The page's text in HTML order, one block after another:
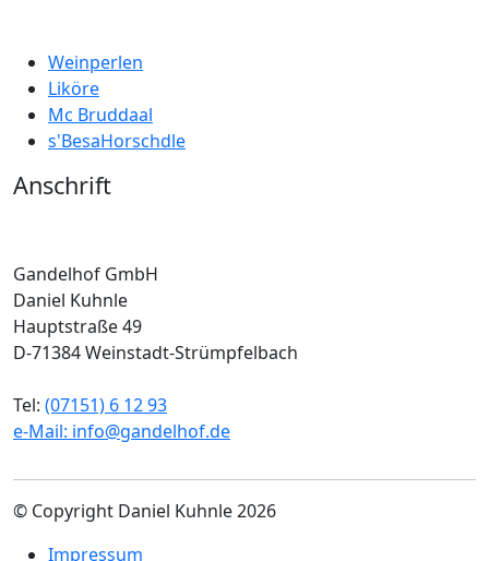
Weinperlen
Liköre
Mc Bruddaal
s'BesaHorschdle
Anschrift
Gandelhof GmbH
Daniel Kuhnle
Hauptstraße 49
D-71384 Weinstadt-Strümpfelbach
Tel: (07151) 6 12 93
e-Mail: info@gandelhof.de
© Copyright Daniel Kuhnle 2026
Impressum